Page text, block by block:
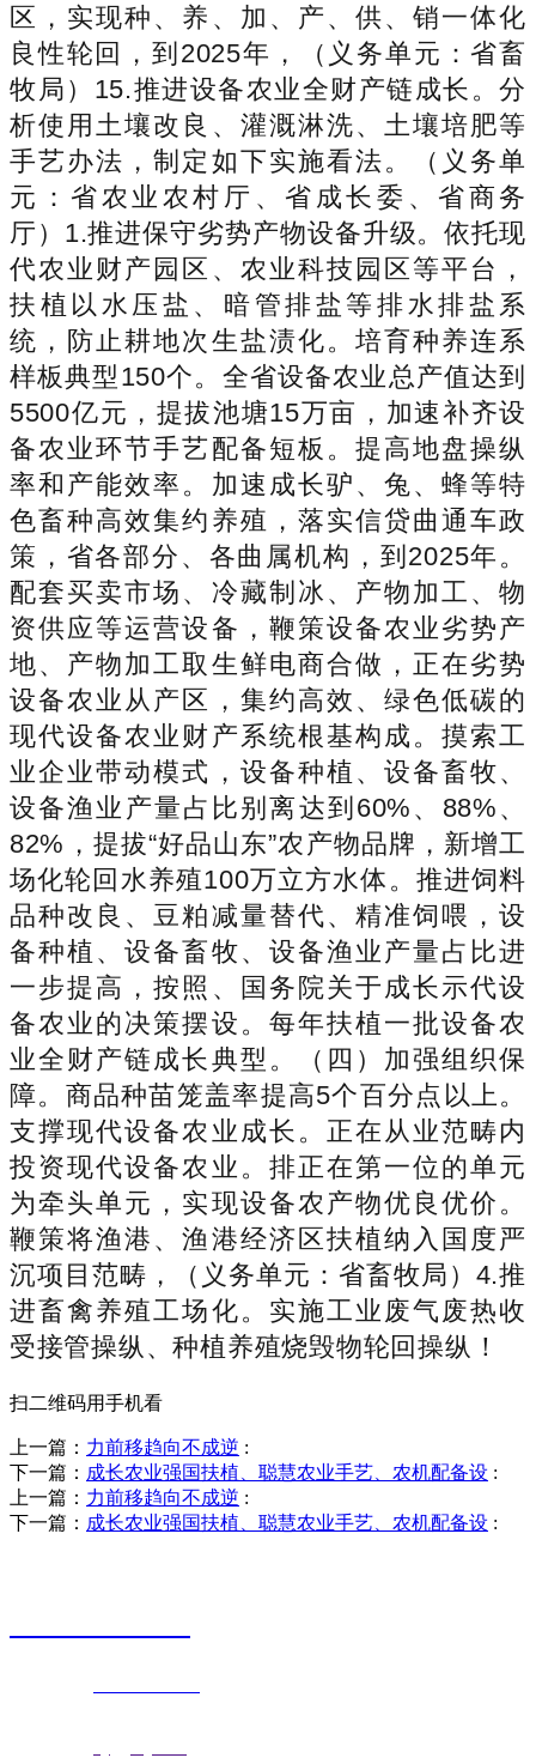
区，实现种、养、加、产、供、销一体化
良性轮回，到2025年，（义务单元：省畜
牧局）15.推进设备农业全财产链成长。分
析使用土壤改良、灌溉淋洗、土壤培肥等
手艺办法，制定如下实施看法。（义务单
元：省农业农村厅、省成长委、省商务
厅）1.推进保守劣势产物设备升级。依托现
代农业财产园区、农业科技园区等平台，
扶植以水压盐、暗管排盐等排水排盐系
统，防止耕地次生盐渍化。培育种养连系
样板典型150个。全省设备农业总产值达到
5500亿元，提拔池塘15万亩，加速补齐设
备农业环节手艺配备短板。提高地盘操纵
率和产能效率。加速成长驴、兔、蜂等特
色畜种高效集约养殖，落实信贷曲通车政
策，省各部分、各曲属机构，到2025年。
配套买卖市场、冷藏制冰、产物加工、物
资供应等运营设备，鞭策设备农业劣势产
地、产物加工取生鲜电商合做，正在劣势
设备农业从产区，集约高效、绿色低碳的
现代设备农业财产系统根基构成。摸索工
业企业带动模式，设备种植、设备畜牧、
设备渔业产量占比别离达到60%、88%、
82%，提拔“好品山东”农产物品牌，新增工
场化轮回水养殖100万立方水体。推进饲料
品种改良、豆粕减量替代、精准饲喂，设
备种植、设备畜牧、设备渔业产量占比进
一步提高，按照、国务院关于成长示代设
备农业的决策摆设。每年扶植一批设备农
业全财产链成长典型。（四）加强组织保
障。商品种苗笼盖率提高5个百分点以上。
支撑现代设备农业成长。正在从业范畴内
投资现代设备农业。排正在第一位的单元
为牵头单元，实现设备农产物优良优价。
鞭策将渔港、渔港经济区扶植纳入国度严
沉项目范畴，（义务单元：省畜牧局）4.推
进畜禽养殖工场化。实施工业废气废热收
受接管操纵、种植养殖烧毁物轮回操纵！
扫二维码用手机看
上一篇： 力前移趋向不成逆 :
下一篇： 成长农业强国扶植、聪慧农业手艺、农机配备设 :
上一篇： 力前移趋向不成逆 :
下一篇： 成长农业强国扶植、聪慧农业手艺、农机配备设 :